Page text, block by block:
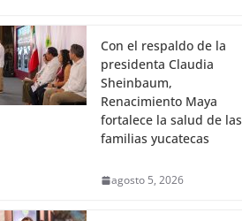
Con el respaldo de la
presidenta Claudia
Sheinbaum,
Renacimiento Maya
fortalece la salud de las
familias yucatecas
agosto 5, 2026